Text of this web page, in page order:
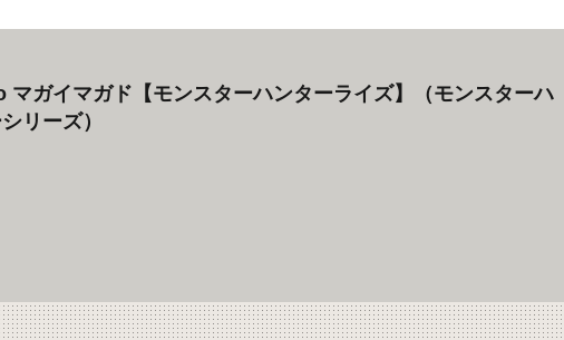
マガイマガド【モンスターハンターライズ】（モンスターハ
リーズ）